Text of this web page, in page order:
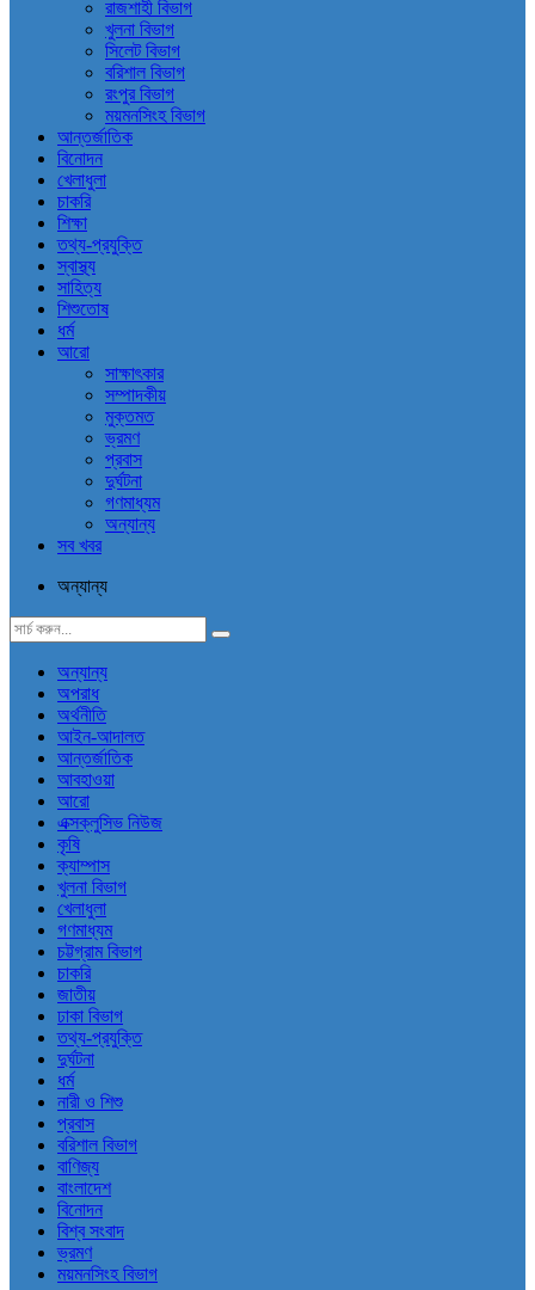
রাজশাহী বিভাগ
খুলনা বিভাগ
সিলেট বিভাগ
বরিশাল বিভাগ
রংপুর বিভাগ
ময়মনসিংহ বিভাগ
আন্তর্জাতিক
বিনোদন
খেলাধুলা
চাকরি
শিক্ষা
তথ্য-প্রযুক্তি
স্বাস্থ্য
সাহিত্য
শিশুতোষ
ধর্ম
আরো
সাক্ষাৎকার
সম্পাদকীয়
মুক্তমত
ভ্রমণ
প্রবাস
দুর্ঘটনা
গণমাধ্যম
অন্যান্য
সব খবর
অন্যান্য
অন্যান্য
অপরাধ
অর্থনীতি
আইন-আদালত
আন্তর্জাতিক
আবহাওয়া
আরো
এক্সক্লুসিভ নিউজ
কৃষি
ক্যাম্পাস
খুলনা বিভাগ
খেলাধুলা
গণমাধ্যম
চট্টগ্রাম বিভাগ
চাকরি
জাতীয়
ঢাকা বিভাগ
তথ্য-প্রযুক্তি
দুর্ঘটনা
ধর্ম
নারী ও শিশু
প্রবাস
বরিশাল বিভাগ
বাণিজ্য
বাংলাদেশ
বিনোদন
বিশ্ব সংবাদ
ভ্রমণ
ময়মনসিংহ বিভাগ